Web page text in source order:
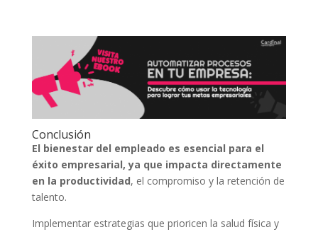
Conclusión
El bienestar del empleado es esencial para el
éxito empresarial, ya que impacta directamente
en la productividad, el compromiso y la retención de
talento.
Implementar estrategias que prioricen la salud física y